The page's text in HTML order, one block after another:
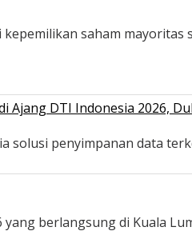
saham
DTI Indonesia 2026,
solusi penyimpanan data
berlangsung di Kuala